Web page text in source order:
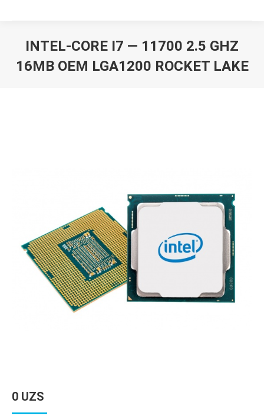
INTEL-CORE I7 — 11700 2.5 GHZ
16MB OEM LGA1200 ROCKET LAKE
0 UZS